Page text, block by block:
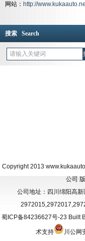
网站： http://
搜索 Search
Copyright 2013
公司
公司地址：四川绵阳
蜀ICP备84236627号-23 Built
术支持 川公网